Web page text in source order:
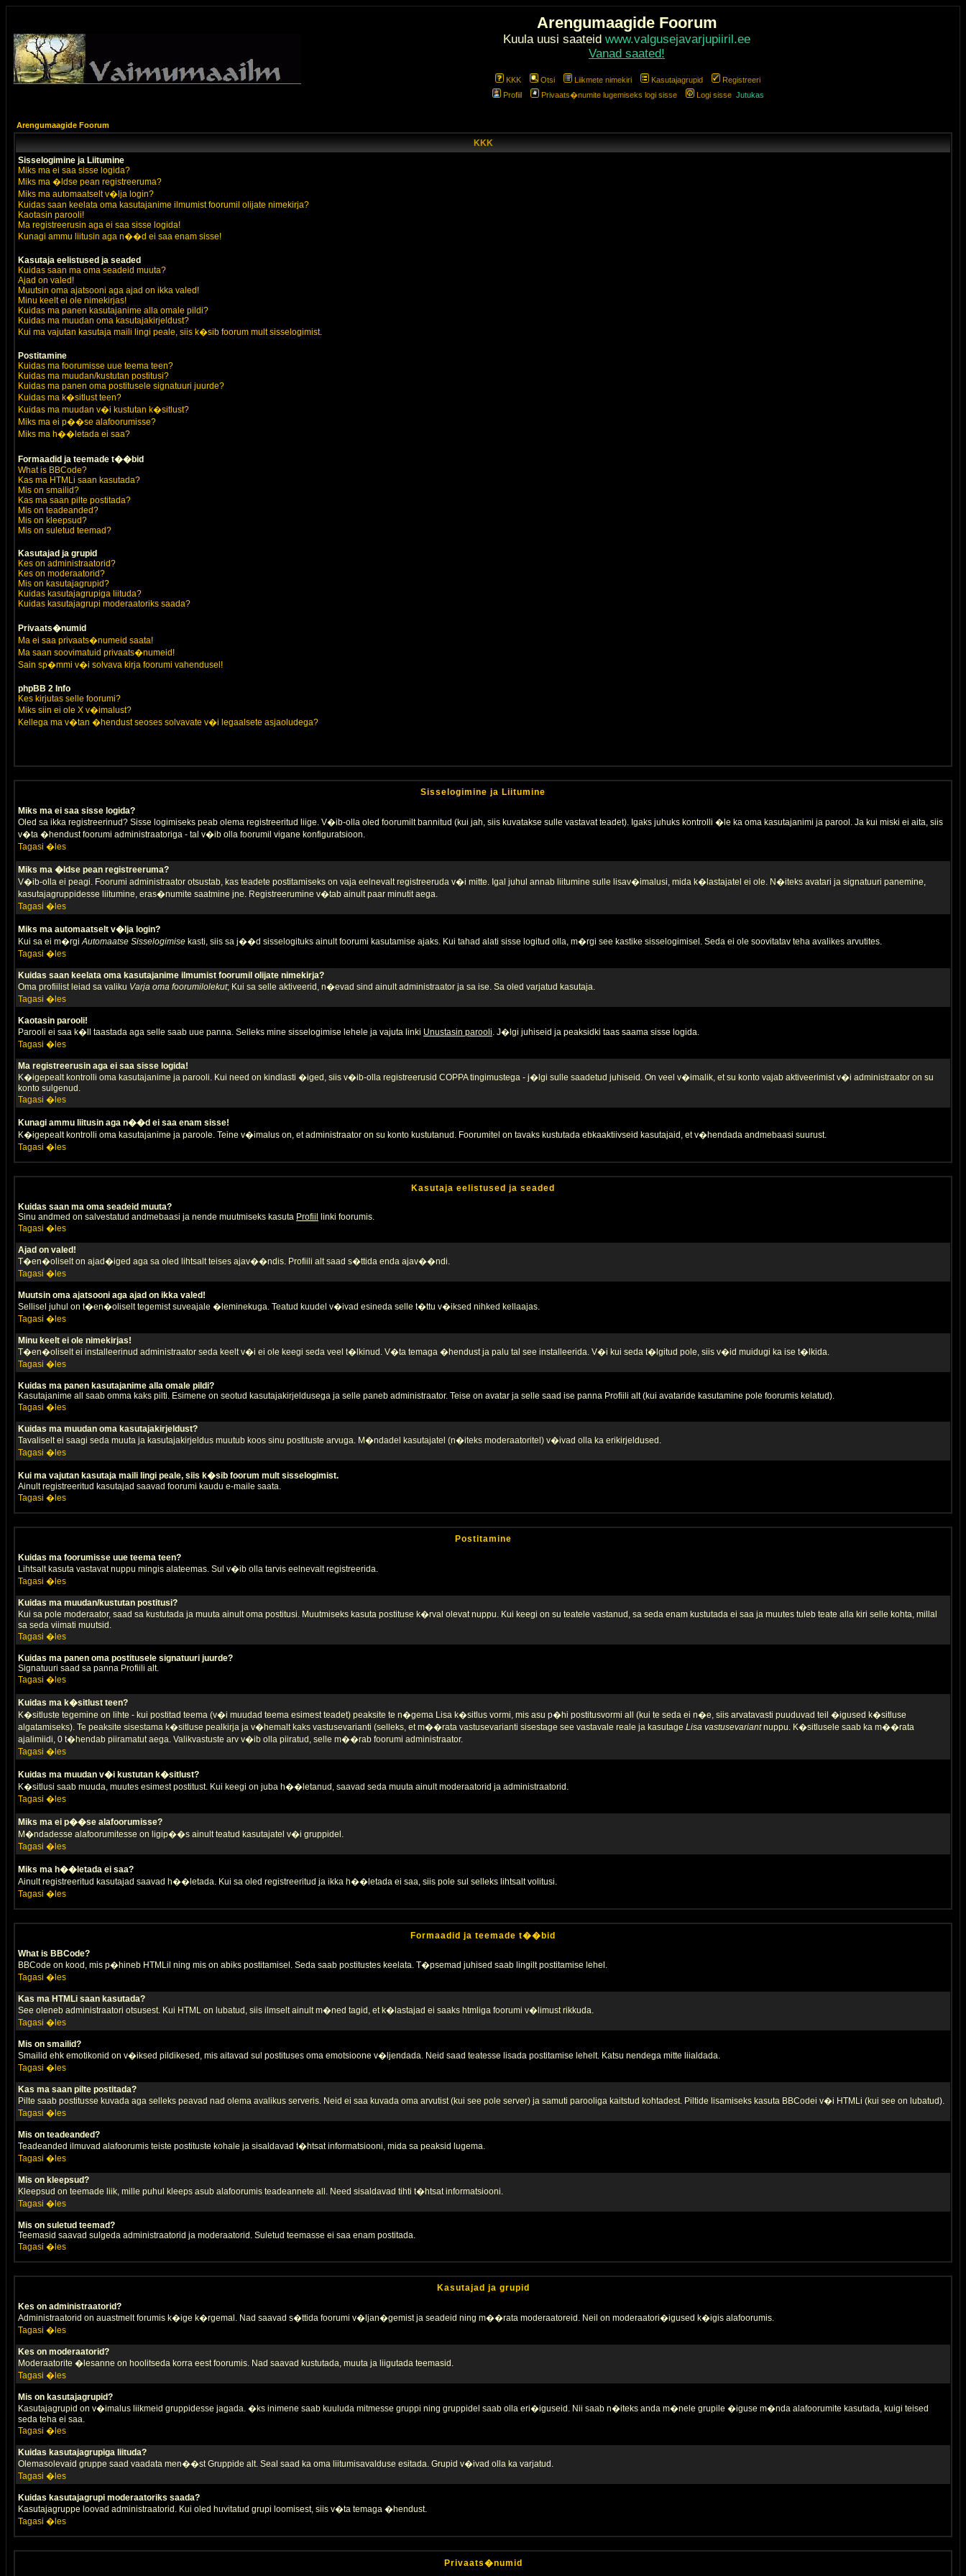
Arengumaagide Foorum
Kuula uusi saateid www.valgusejavarjupiiril.ee
Vanad saated!
KKK Otsi Liikmete nimekiri Kasutajagrupid
Registreeri
Profiil
Privaats�numite lugemiseks logi sisse Logi sisse Jutukas
Arengumaagide Foorum
KKK
Sisselogimine ja Liitumine
Miks ma ei saa sisse logida?
Miks ma �ldse pean registreeruma?
Miks ma automaatselt v�lja login?
Kuidas saan keelata oma kasutajanime ilmumist foorumil olijate nimekirja?
Kaotasin parooli!
Ma registreerusin aga ei saa sisse logida!
Kunagi ammu liitusin aga n��d ei saa enam sisse!
Kasutaja eelistused ja seaded
Kuidas saan ma oma seadeid muuta?
Ajad on valed!
Muutsin oma ajatsooni aga ajad on ikka valed!
Minu keelt ei ole nimekirjas!
Kuidas ma panen kasutajanime alla omale pildi?
Kuidas ma muudan oma kasutajakirjeldust?
Kui ma vajutan kasutaja maili lingi peale, siis k�sib foorum mult sisselogimist.
Postitamine
Kuidas ma foorumisse uue teema teen?
Kuidas ma muudan/kustutan postitusi?
Kuidas ma panen oma postitusele signatuuri juurde?
Kuidas ma k�sitlust teen?
Kuidas ma muudan v�i kustutan k�sitlust?
Miks ma ei p��se alafoorumisse?
Miks ma h��letada ei saa?
Formaadid ja teemade t��bid
What is BBCode?
Kas ma HTMLi saan kasutada?
Mis on smailid?
Kas ma saan pilte postitada?
Mis on teadeanded?
Mis on kleepsud?
Mis on suletud teemad?
Kasutajad ja grupid
Kes on administraatorid?
Kes on moderaatorid?
Mis on kasutajagrupid?
Kuidas kasutajagrupiga liituda?
Kuidas kasutajagrupi moderaatoriks saada?
Privaats�numid
Ma ei saa privaats�numeid saata!
Ma saan soovimatuid privaats�numeid!
Sain sp�mmi v�i solvava kirja foorumi vahendusel!
phpBB 2 Info
Kes kirjutas selle foorumi?
Miks siin ei ole X v�imalust?
Kellega ma v�tan �hendust seoses solvavate v�i legaalsete asjaoludega?
Sisselogimine ja Liitumine
Miks ma ei saa sisse logida?
Oled sa ikka registreerinud? Sisse logimiseks peab olema registreeritud liige. V�ib-olla oled foorumilt bannitud (kui jah, siis kuvatakse sulle vastavat teadet). Igaks juhuks kontrolli �le ka oma kasutajanimi ja parool. Ja kui miski ei aita, siis
v�ta �hendust foorumi administraatoriga - tal v�ib olla foorumil vigane konfiguratsioon.
Tagasi �les
Miks ma �ldse pean registreeruma?
V�ib-olla ei peagi. Foorumi administraator otsustab, kas teadete postitamiseks on vaja eelnevalt registreeruda v�i mitte. Igal juhul annab liitumine sulle lisav�imalusi, mida k�lastajatel ei ole. N�iteks avatari ja signatuuri panemine,
kasutajagruppidesse liitumine, eras�numite saatmine jne. Registreerumine v�tab ainult paar minutit aega.
Tagasi �les
Miks ma automaatselt v�lja login?
Kui sa ei m�rgiAutomaatse Sisselogimise kasti, siis sa j��d sisselogituks ainult foorumi kasutamise ajaks. Kui tahad alati sisse logitud olla, m�rgi see kastike sisselogimisel. Seda ei ole soovitatav teha avalikes arvutites.
Tagasi �les
Kuidas saan keelata oma kasutajanime ilmumist foorumil olijate nimekirja?
Oma profiilist leiad sa valiku Varja oma foorumilolekut; Kui sa selle aktiveerid, n�evad sind ainult administraator ja sa ise. Sa oled varjatud kasutaja.
Tagasi �les
Kaotasin parooli!
Parooli ei saa k�ll taastada aga selle saab uue panna. Selleks mine sisselogimise lehele ja vajuta linki Unustasin parooli. J�lgi juhiseid ja peaksidki taas saama sisse logida.
Tagasi �les
Ma registreerusin aga ei saa sisse logida!
K�igepealt kontrolli oma kasutajanime ja parooli. Kui need on kindlasti �iged, siis v�ib-olla registreerusid COPPA tingimustega - j�lgi sulle saadetud juhiseid. On veel v�imalik, et su konto vajab aktiveerimist v�i administraator on su
konto sulgenud.
Tagasi �les
Kunagi ammu liitusin aga n��d ei saa enam sisse!
K�igepealt kontrolli oma kasutajanime ja paroole. Teine v�imalus on, et administraator on su konto kustutanud. Foorumitel on tavaks kustutada ebkaaktiivseid kasutajaid, et v�hendada andmebaasi suurust.
Tagasi �les
Kasutaja eelistused ja seaded
Kuidas saan ma oma seadeid muuta?
Sinu andmed on salvestatud andmebaasi ja nende muutmiseks kasuta Profiil
linki foorumis.
Tagasi �les
Ajad on valed!
T�en�oliselt on ajad�iged aga sa oled lihtsalt teises ajav��ndis. Profiili alt saad s�ttida enda ajav��ndi.
Tagasi �les
Muutsin oma ajatsooni aga ajad on ikka valed!
Sellisel juhul on t�en�oliselt tegemist suveajale �leminekuga. Teatud kuudel v�ivad esineda selle t�ttu v�iksed nihked kellaajas.
Tagasi �les
Minu keelt ei ole nimekirjas!
T�en�oliselt ei installeerinud administraator seda keelt v�i ei ole keegi seda veel t�lkinud. V�ta temaga �hendust ja palu tal see installeerida. V�i kui seda t�lgitud pole, siis v�id muidugi ka ise t�lkida.
Tagasi �les
Kuidas ma panen kasutajanime alla omale pildi?
Kasutajanime all saab omma kaks pilti. Esimene on seotud kasutajakirjeldusega ja selle paneb administraator. Teise on avatar ja selle saad ise panna Profiili alt (kui avataride kasutamine pole foorumis kelatud).
Tagasi �les
Kuidas ma muudan oma kasutajakirjeldust?
Tavaliselt ei saagi seda muuta ja kasutajakirjeldus muutub koos sinu postituste arvuga. M�ndadel kasutajatel (n�iteks moderaatoritel) v�ivad olla ka erikirjeldused.
Tagasi �les
Kui ma vajutan kasutaja maili lingi peale, siis k�sib foorum mult sisselogimist.
Ainult registreeritud kasutajad saavad foorumi kaudu e-maile saata.
Tagasi �les
Postitamine
Kuidas ma foorumisse uue teema teen?
Lihtsalt kasuta vastavat nuppu mingis alateemas. Sul v�ib olla tarvis eelnevalt registreerida.
Tagasi �les
Kuidas ma muudan/kustutan postitusi?
Kui sa pole moderaator, saad sa kustutada ja muuta ainult oma postitusi. Muutmiseks kasuta postituse k�rval olevat nuppu. Kui keegi on su teatele vastanud, sa seda enam kustutada ei saa ja muutes tuleb teate alla kiri selle kohta, millal
sa seda viimati muutsid.
Tagasi �les
Kuidas ma panen oma postitusele signatuuri juurde?
Signatuuri saad sa panna Profiili alt.
Tagasi �les
Kuidas ma k�sitlust teen?
K�sitluste tegemine on lihte - kui postitad teema (v�i muudad teema esimest teadet) peaksite te n�gema Lisa k�sitlus vormi, mis asu p�hi postitusvormi all (kui te seda ei n�e, siis arvatavasti puuduvad teil �igused k�sitluse
algatamiseks). Te peaksite sisestama k�sitluse pealkirja ja v�hemalt kaks vastusevarianti (selleks, et m��rata vastusevarianti sisestage see vastavale reale ja kasutage Lisa vastusevariantnuppu. K�sitlusele saab ka m��rata
ajalimiidi, 0 t�hendab piiramatut aega. Valikvastuste arv v�ib olla piiratud, selle m��rab foorumi administraator.
Tagasi �les
Kuidas ma muudan v�i kustutan k�sitlust?
K�sitlusi saab muuda, muutes esimest postitust. Kui keegi on juba h��letanud, saavad seda muuta ainult moderaatorid ja administraatorid.
Tagasi �les
Miks ma ei p��se alafoorumisse?
M�ndadesse alafoorumitesse on ligip��s ainult teatud kasutajatel v�i gruppidel.
Tagasi �les
Miks ma h��letada ei saa?
Ainult registreeritud kasutajad saavad h��letada. Kui sa oled registreeritud ja ikka h��letada ei saa, siis pole sul selleks lihtsalt volitusi.
Tagasi �les
Formaadid ja teemade t��bid
What is BBCode?
BBCode on kood, mis p�hineb HTMLil ning mis on abiks postitamisel. Seda saab postitustes keelata. T�psemad juhised saab lingilt postitamise lehel.
Tagasi �les
Kas ma HTMLi saan kasutada?
See oleneb administraatori otsusest. Kui HTML on lubatud, siis ilmselt ainult m�ned tagid, et k�lastajad ei saaks htmliga foorumi v�limust rikkuda.
Tagasi �les
Mis on smailid?
Smailid ehk emotikonid on v�iksed pildikesed, mis aitavad sul postituses oma emotsioone v�ljendada. Neid saad teatesse lisada postitamise lehelt. Katsu nendega mitte liialdada.
Tagasi �les
Kas ma saan pilte postitada?
Pilte saab postitusse kuvada aga selleks peavad nad olema avalikus serveris. Neid ei saa kuvada oma arvutist (kui see pole server) ja samuti parooliga kaitstud kohtadest. Piltide lisamiseks kasuta BBCodei v�i HTMLi (kui see on lubatud).
Tagasi �les
Mis on teadeanded?
Teadeanded ilmuvad alafoorumis teiste postituste kohale ja sisaldavad t�htsat informatsiooni, mida sa peaksid lugema.
Tagasi �les
Mis on kleepsud?
Kleepsud on teemade liik, mille puhul kleeps asub alafoorumis teadeannete all. Need sisaldavad tihti t�htsat informatsiooni.
Tagasi �les
Mis on suletud teemad?
Teemasid saavad sulgeda administraatorid ja moderaatorid. Suletud teemasse ei saa enam postitada.
Tagasi �les
Kasutajad ja grupid
Kes on administraatorid?
Administraatorid on auastmelt forumis k�ige k�rgemal. Nad saavad s�ttida foorumi v�ljan�gemist ja seadeid ning m��rata moderaatoreid. Neil on moderaatori�igused k�igis alafoorumis.
Tagasi �les
Kes on moderaatorid?
Moderaatorite �lesanne on hoolitseda korra eest foorumis. Nad saavad kustutada, muuta ja liigutada teemasid.
Tagasi �les
Mis on kasutajagrupid?
Kasutajagrupid on v�imalus liikmeid gruppidesse jagada. �ks inimene saab kuuluda mitmesse gruppi ning gruppidel saab olla eri�iguseid. Nii saab n�iteks anda m�nele grupile �iguse m�nda alafoorumite kasutada, kuigi teised
seda teha ei saa.
Tagasi �les
Kuidas kasutajagrupiga liituda?
Olemasolevaid gruppe saad vaadata men��st Gruppide alt. Seal saad ka oma liitumisavalduse esitada. Grupid v�ivad olla ka varjatud.
Tagasi �les
Kuidas kasutajagrupi moderaatoriks saada?
Kasutajagruppe loovad administraatorid. Kui oled huvitatud grupi loomisest, siis v�ta temaga �hendust.
Tagasi �les
Privaats�numid